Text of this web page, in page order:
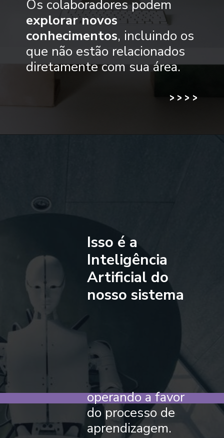
Os colaboradores podem
explorar novos
conhecimentos, incluindo os
que não estão relacionados
diretamente com sua área.
>
>
> >
Isso é a
Inteligência
Artificial do
nosso sistema
operando a favor
do processo de
aprendizagem.